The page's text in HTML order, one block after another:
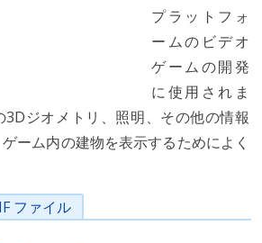
プラットフォ
ームのビデオ
ゲームの開発
に使用されま
ジオメトリ、照明、その他の情報
ーム内の建物を表示するためによく
ファイル